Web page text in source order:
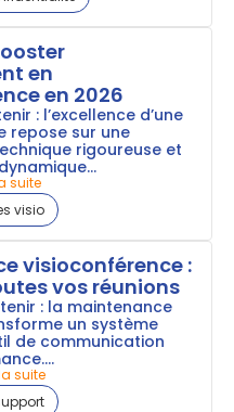
en
en 2026
: l’excellence d’une
repose sur une
rigoureuse et
visio
visioconférence :
vos réunions
: la maintenance
un système
de communication